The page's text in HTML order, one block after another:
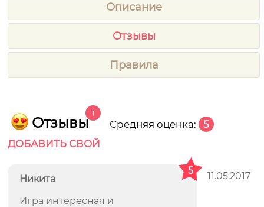
Описание
Отзывы
Правила
Отзывы
1
Средняя оценка: 5
ДОБАВИТЬ СВОЙ
Никита 11.05.2017
5
Игра интересная и